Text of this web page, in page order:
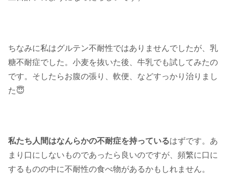
ちなみに私はグルテン不耐性ではありませんでしたが、乳
糖不耐症でした。小麦を抜いた後、牛乳でも試してみたの
です。そしたらお腹の張り、軟便、などすっかり治りまし
た😇
私たち人間はなんらかの不耐症を持っているはずです。あ
まり口にしないものであったら良いのですが、頻繁に口に
するものの中に不耐性の食べ物があるかもしれません。